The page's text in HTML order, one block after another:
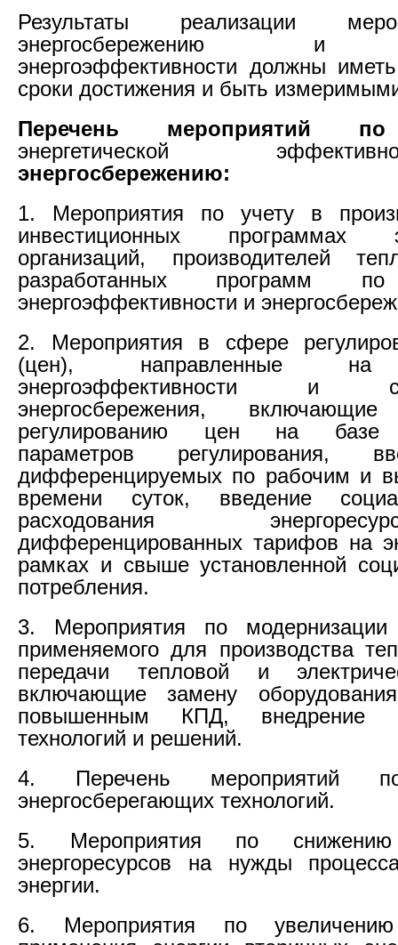
Результаты реализации
энергосбережению и
энергоэффективности должны
сроки достижения и быть
Перечень мероприятий по
энергетической
энергосбережению:
1. Мероприятия по учету в
инвестиционных программах
организаций, производителей
разработанных программ
энергоэффективности и
2. Мероприятия в сфере
(цен), направленные на
энергоэффективности и
энергосбережения,
регулированию цен на базе
параметров регулирования,
дифференцируемых по рабочим и
времени суток, введение
расходования
дифференцированных тарифов на
рамках и свыше установленной
потребления.
3. Мероприятия по модернизации
применяемого для производства
передачи тепловой и
включающие замену
повышенным КПД, внедрение
технологий и решений.
4. Перечень мероприятий
энергосберегающих технологий.
5. Мероприятия по снижению
энергоресурсов на нужды
энергии.
6. Мероприятия по увеличению